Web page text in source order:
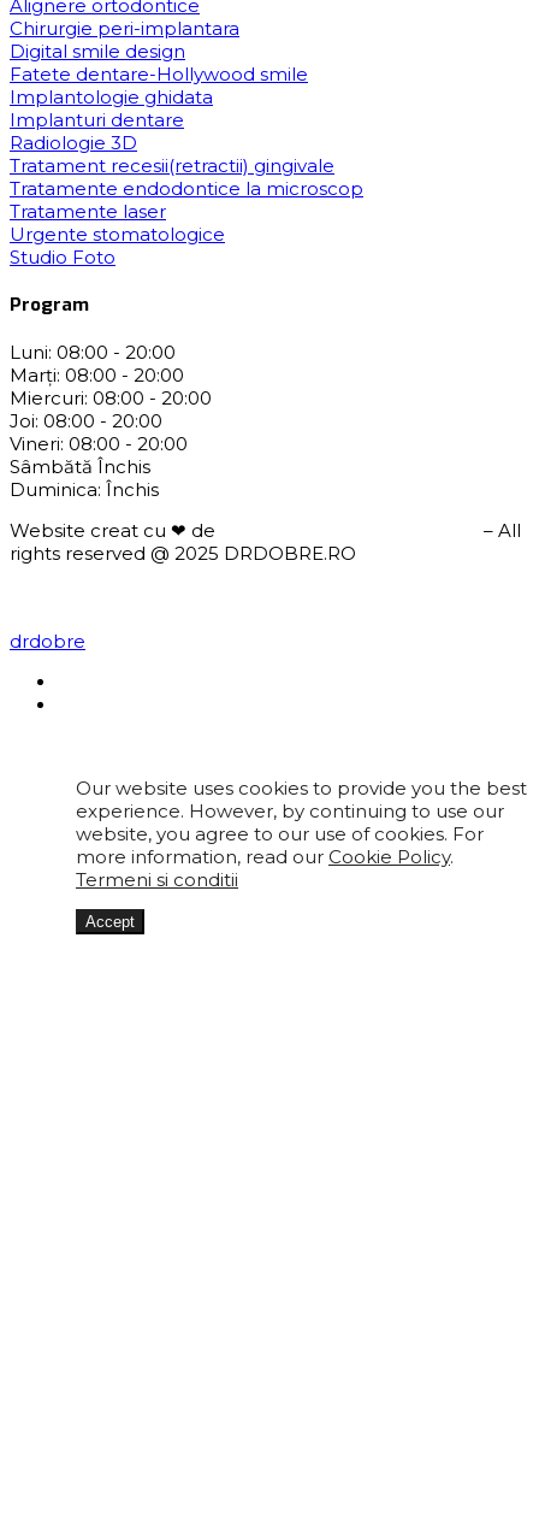
Alignere ortodontice
Chirurgie peri-implantara
Digital smile design
Fatete dentare-Hollywood smile
Implantologie ghidata
Implanturi dentare
Radiologie 3D
Tratament recesii(retractii) gingivale
Tratamente endodontice la microscop
Tratamente laser
Urgente stomatologice
Studio Foto
Program
Luni: 08:00 - 20:00
Marți: 08:00 - 20:00
Miercuri: 08:00 - 20:00
Joi: 08:00 - 20:00
Vineri: 08:00 - 20:00
Sâmbătă Închis
Duminica: Închis
Website creat cu ❤ de
– All
rights reserved @ 2025 DRDOBRE.RO
drdobre
Our website uses cookies to provide you the best
experience. However, by continuing to use our
website, you agree to our use of cookies. For
more information, read our Cookie Policy.
Termeni si conditii
Accept